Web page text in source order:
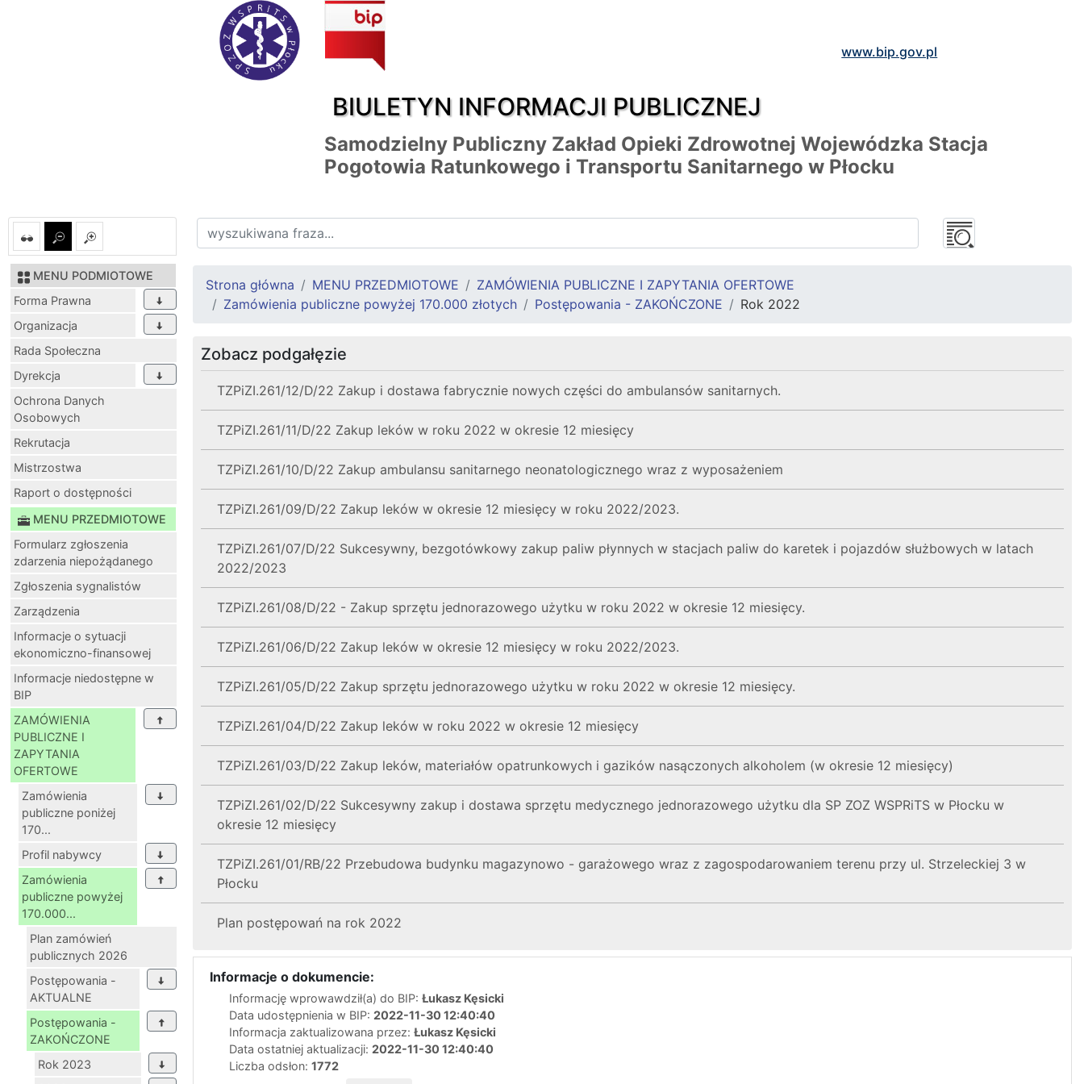
BIULETYN INFORMACJI PUBLICZNEJ
www.bip.gov.pl
Samodzielny Publiczny Zakład Opieki Zdrowotnej Wojewódzka Stacja
Pogotowia Ratunkowego i Transportu Sanitarnego w Płocku
MENU PODMIOTOWE
Forma Prawna
Organizacja
Rada Społeczna
Dyrekcja
Ochrona Danych
Osobowych
Rekrutacja
Mistrzostwa
Raport o dostępności
MENU PRZEDMIOTOWE
Formularz zgłoszenia
zdarzenia niepożądanego
Zgłoszenia sygnalistów
Zarządzenia
Informacje o sytuacji
ekonomiczno-finansowej
Informacje niedostępne w
BIP
ZAMÓWIENIA
PUBLICZNE I
ZAPYTANIA
OFERTOWE
Zamówienia
publiczne poniżej
170...
Profil nabywcy
Zamówienia
publiczne powyżej
170.000...
Plan zamówień
publicznych 2026
Postępowania -
AKTUALNE
Postępowania -
ZAKOŃCZONE
Rok 2023
Strona główna MENU PRZEDMIOTOWE
ZAMÓWIENIA PUBLICZNE I ZAPYTANIA OFERTOWE
Zamówienia publiczne powyżej 170.000 złotych
Postępowania - ZAKOŃCZONE Rok 2022
Zobacz podgałęzie
TZPiZI.261/12/D/22 Zakup i dostawa fabrycznie nowych części do ambulansów sanitarnych.
TZPiZI.261/11/D/22 Zakup leków w roku 2022 w okresie 12 miesięcy
TZPiZI.261/10/D/22 Zakup ambulansu sanitarnego neonatologicznego wraz z wyposażeniem
TZPiZI.261/09/D/22 Zakup leków w okresie 12 miesięcy w roku 2022/2023.
TZPiZI.261/07/D/22 Sukcesywny, bezgotówkowy zakup paliw płynnych w stacjach paliw do karetek i pojazdów służbowych w latach
2022/2023
TZPiZI.261/08/D/22 - Zakup sprzętu jednorazowego użytku w roku 2022 w okresie 12 miesięcy.
TZPiZI.261/06/D/22 Zakup leków w okresie 12 miesięcy w roku 2022/2023.
TZPiZI.261/05/D/22 Zakup sprzętu jednorazowego użytku w roku 2022 w okresie 12 miesięcy.
TZPiZI.261/04/D/22 Zakup leków w roku 2022 w okresie 12 miesięcy
TZPiZI.261/03/D/22 Zakup leków, materiałów opatrunkowych i gazików nasączonych alkoholem (w okresie 12 miesięcy)
TZPiZI.261/02/D/22 Sukcesywny zakup i dostawa sprzętu medycznego jednorazowego użytku dla SP ZOZ WSPRiTS w Płocku w
okresie 12 miesięcy
TZPiZI.261/01/RB/22 Przebudowa budynku magazynowo - garażowego wraz z zagospodarowaniem terenu przy ul. Strzeleckiej 3 w
Płocku
Plan postępowań na rok 2022
Informacje o dokumencie:
Informację wprowawdził(a) do BIP: Łukasz Kęsicki
Data udostępnienia w BIP: 2022-11-30 12:40:40
Informacja zaktualizowana przez: Łukasz Kęsicki
Data ostatniej aktualizacji: 2022-11-30 12:40:40
Liczba odsłon: 1772